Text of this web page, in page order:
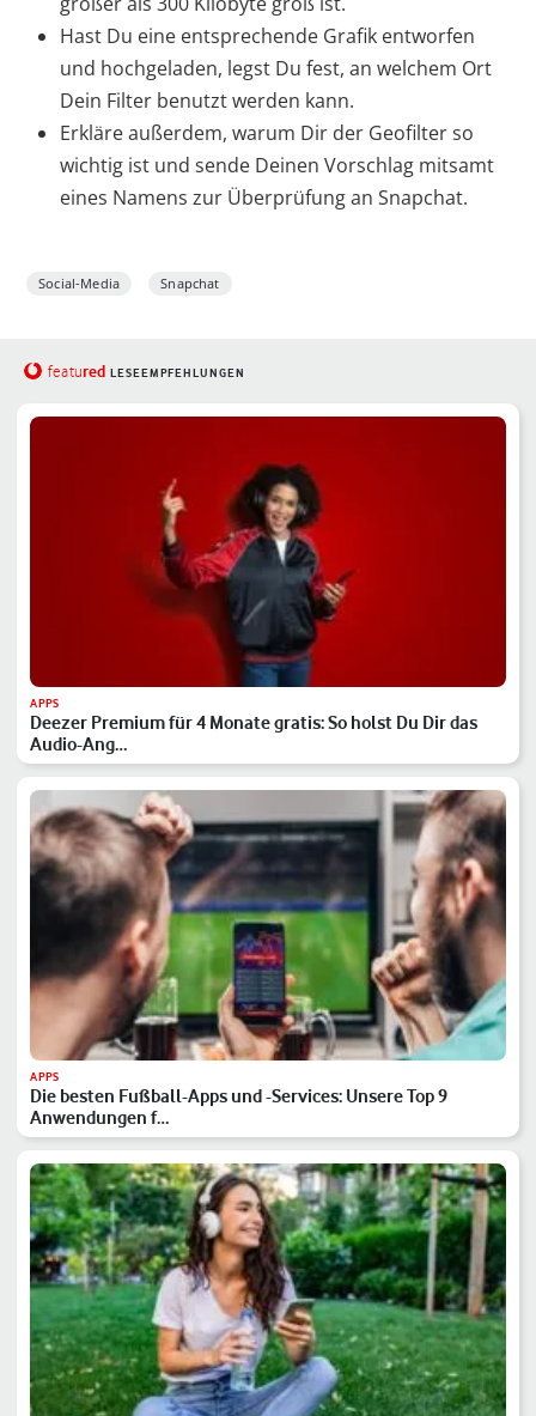
Hast Du eine entsprechende Grafik entworfen
und hochgeladen, legst Du fest, an welchem Ort
Dein Filter benutzt werden kann.
Erkläre außerdem, warum Dir der Geofilter so
wichtig ist und sende Deinen Vorschlag mitsamt
eines Namens zur Überprüfung an Snapchat.
Social-Media Snapchat
featured LESEEMPFEHLUNGEN
APPS
Deezer Premium für 4 Monate gratis: So holst Du Dir das
Audio-Ang…
APPS
Die besten Fußball-Apps und -Services: Unsere Top 9
Anwendungen f…